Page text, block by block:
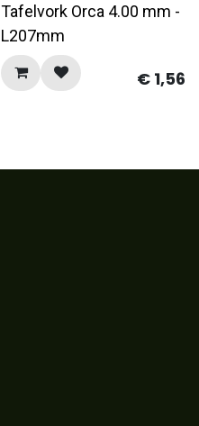
Tafelvork Orca 4.00 mm -
L207mm
€ 1,56